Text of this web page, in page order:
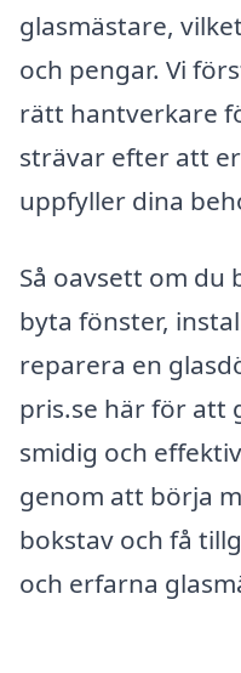
glasmästare,
och pengar. Vi
rätt hantverkare
strävar efter att
uppfyller dina
Så oavsett om du
byta fönster,
reparera en
pris.se här för att
smidig och
genom att börja
bokstav och få
och erfarna